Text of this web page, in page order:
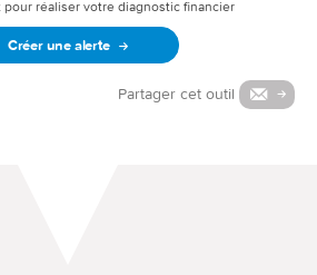
réaliser votre diagnostic financier
Créer une alerte
Partager cet outil